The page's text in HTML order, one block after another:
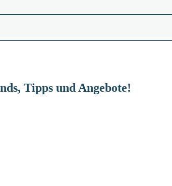
Tipps und Angebote!